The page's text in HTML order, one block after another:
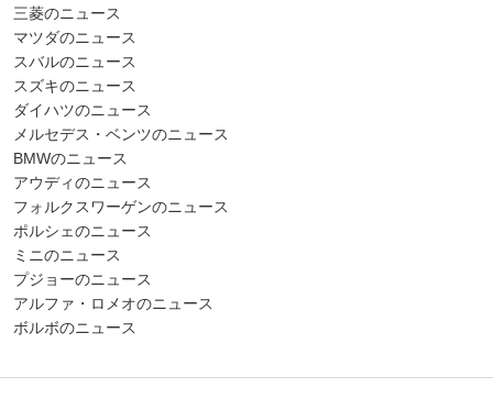
三菱のニュース
マツダのニュース
スバルのニュース
スズキのニュース
ダイハツのニュース
メルセデス・ベンツのニュース
BMWのニュース
アウディのニュース
フォルクスワーゲンのニュース
ポルシェのニュース
ミニのニュース
プジョーのニュース
アルファ・ロメオのニュース
ボルボのニュース